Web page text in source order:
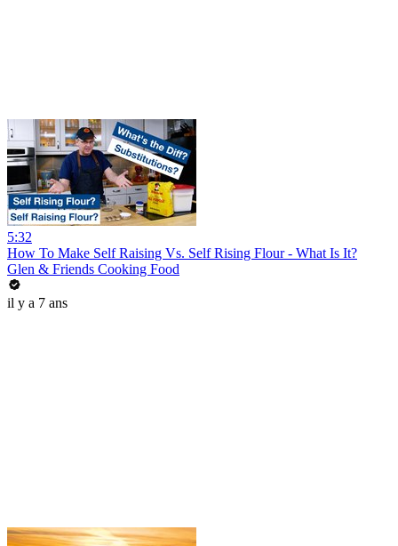
5:32
How To Make Self Raising Vs. Self Rising Flour - What Is It?
Glen & Friends Cooking Food
il y a 7 ans